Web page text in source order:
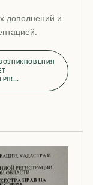
дополнений и